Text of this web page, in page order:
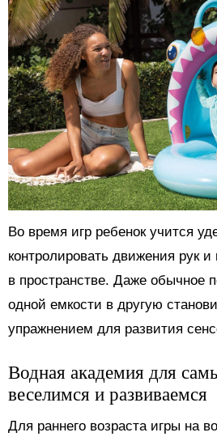
Во время игр ребенок учится
контролировать движения рук и
в пространстве. Даже обычное
одной емкости в другую
упражнением для развития
Водная академия для
веселимся и развиваемся
Для раннего возраста игры на